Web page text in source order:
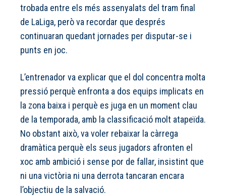
trobada entre els més assenyalats del tram final
de LaLiga, però va recordar que després
continuaran quedant jornades per disputar-se i
punts en joc.
L’entrenador va explicar que el dol concentra molta
pressió perquè enfronta a dos equips implicats en
la zona baixa i perquè es juga en un moment clau
de la temporada, amb la classificació molt atapeïda.
No obstant això, va voler rebaixar la càrrega
dramàtica perquè els seus jugadors afronten el
xoc amb ambició i sense por de fallar, insistint que
ni una victòria ni una derrota tancaran encara
l’objectiu de la salvació.